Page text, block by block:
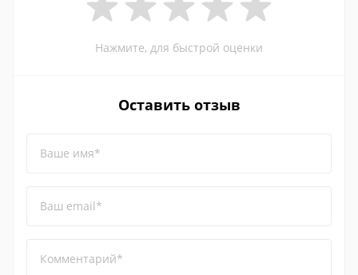
Нажмите, для быстрой оценки
Оставить отзыв
Ваше имя*
Ваш email*
Комментарий*